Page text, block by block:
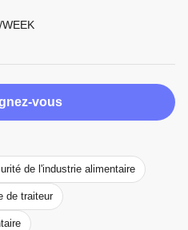
vous
de l'industrie alimentaire
de traiteur